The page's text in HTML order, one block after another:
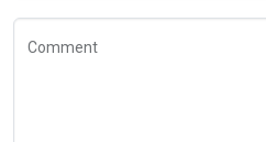
Comment